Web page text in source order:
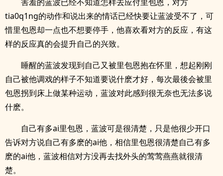
tia0q1ng的动作和说出来的情话已经快要让蓝波受不了，可
惜里包恩却一点也不想要停手，他喜欢看对方的反应，有这
样的反应真的会提升自己的兴致。
睡醒的蓝波发现到自己又被里包恩抱在怀里，想起刚刚
自己被他调戏的样子不知道要说什麽才好，每次最後会被里
包恩拐到床上做某种运动，蓝波对此感到很无奈也无法多说
什麽。
自己有多ai里包恩，蓝波可是很清楚，只是他很少开口
告诉对方说自己有多麽的ai他，相信里包恩很清楚自己有多
麽的ai他，蓝波相信对方没再去找外头的莺莺燕燕就很清
楚。